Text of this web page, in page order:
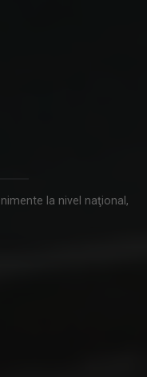
...
...
la nivel naţional,